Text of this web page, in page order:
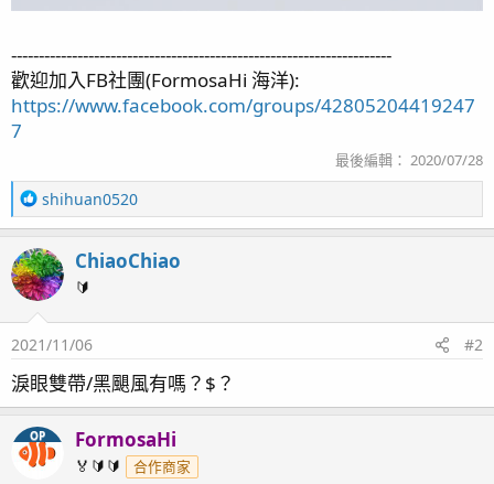
---------------------------------------------------------------------
歡迎加入FB社團(FormosaHi 海洋):
https://www.facebook.com/groups/42805204419247
7
最後編輯： 2020/07/28
R
e
c
t
i
o
n
：
shihuan0520
ChiaoChiao
🔰
2021/11/06 #2
淚眼雙帶/黑颶風有嗎？$？
OP FormosaHi
🏅🔰🔰 合作商家